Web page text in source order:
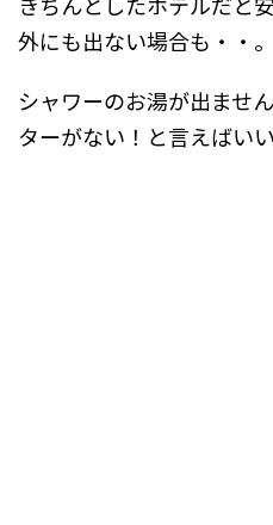
外にも出ない場合も・・。
シャワーのお湯が出ませ
ターがない！と言えばいい